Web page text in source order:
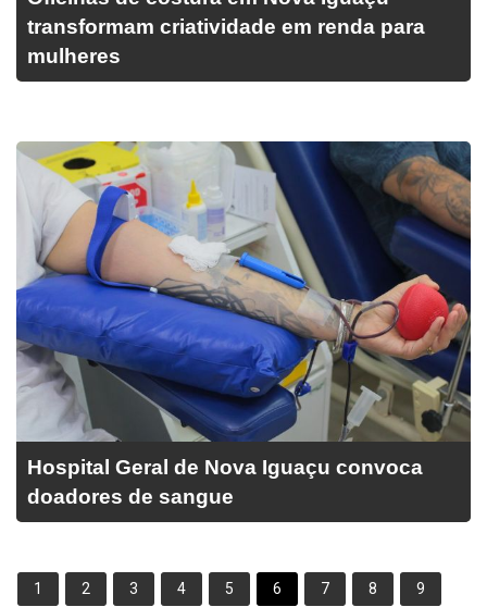
transformam criatividade em renda para
mulheres
Hospital Geral de Nova Iguaçu convoca
doadores de sangue
1 2 3 4 5 6 7 8 9